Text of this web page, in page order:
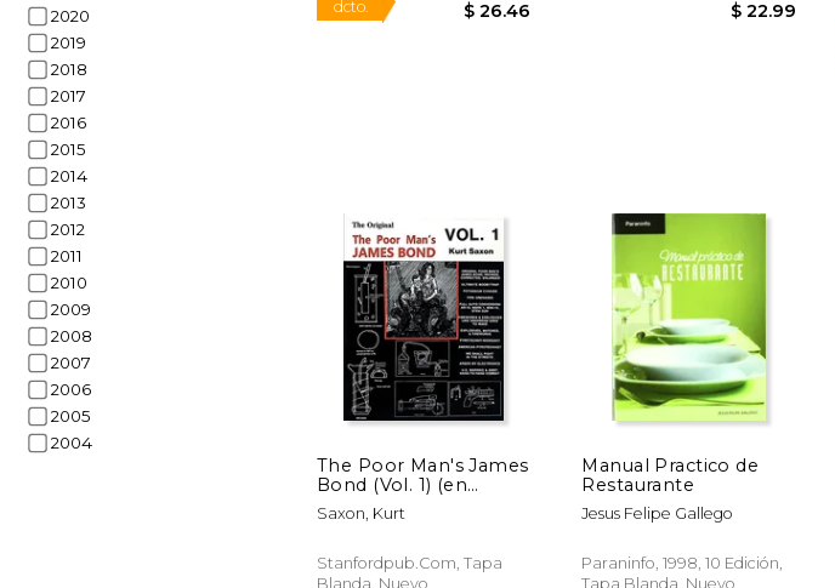
2020
2019
2018
2017
2016
2015
2014
2013
2012
2011
2010
2009
2008
2007
2006
2005
2004
12%
dcto.
The Poor Man's James
Bond (Vol. 1) (en
Inglés)
Saxon, Kurt
Stanfordpub.com, Tapa
Blanda, Nuevo
Manual Practico de
Restaurante
Jesus Felipe Gallego
Paraninfo, 1998, 10 Edición,
Tapa Blanda, Nuevo